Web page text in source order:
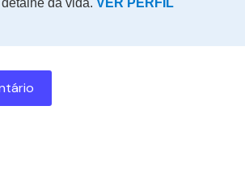
detalhe da vida. VER PERFIL